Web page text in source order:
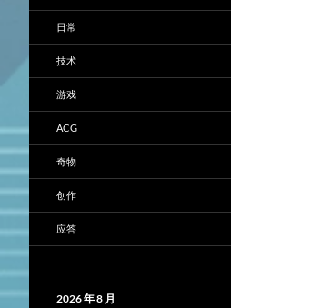
日常
技术
游戏
ACG
奇物
创作
应答
2026 年 8 月